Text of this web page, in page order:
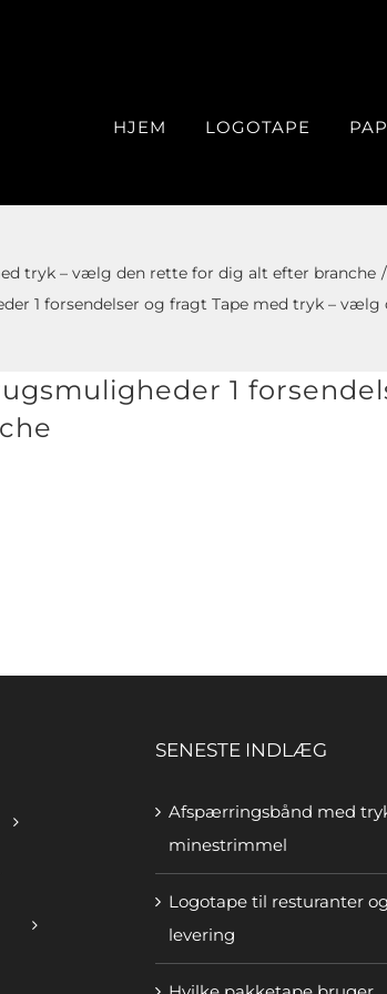
HJEM LOGOTAPE
tryk – vælg den rette for dig alt efter branche
1 forsendelser og fragt Tape med tryk –
1
SENESTE INDLÆG
Afspærringsbånd med
minestrimmel
Logotape til resturanter og
levering